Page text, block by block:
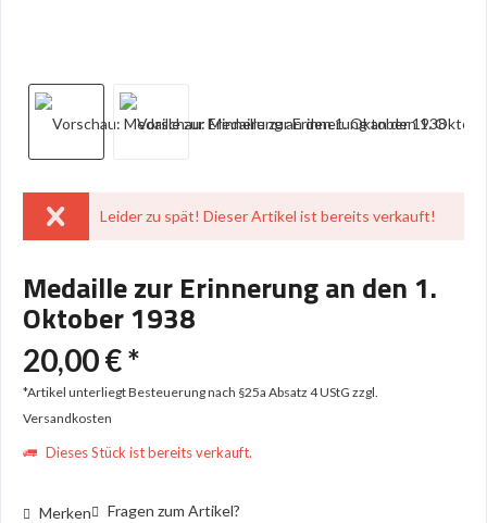
Leider zu spät! Dieser Artikel ist bereits verkauft!
Medaille zur Erinnerung an den 1.
Oktober 1938
20,00 € *
*Artikel unterliegt Besteuerung nach §25a Absatz 4 UStG zzgl.
Versandkosten
Dieses Stück ist bereits verkauft.
Merken Fragen zum Artikel?